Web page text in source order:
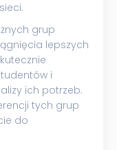
grup
lepszych
i
ich potrzeb.
tych grup
do